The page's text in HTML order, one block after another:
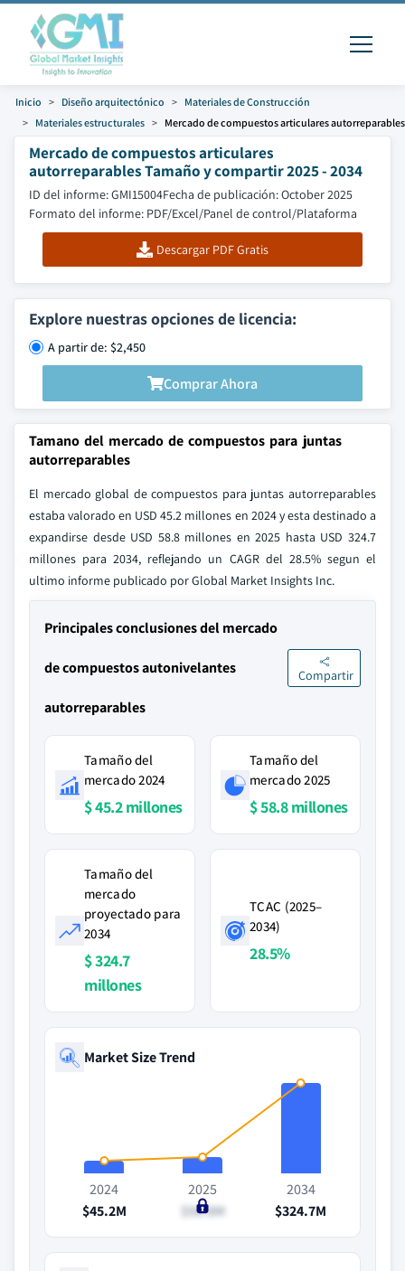
Inicio Diseño arquitectónico
Materiales de Construcción
Materiales estructurales
Mercado de compuestos articulares autorreparables
Mercado de compuestos articulares
autorreparables Tamaño y compartir 2025 - 2034
ID del informe: GMI15004Fecha de publicación: October 2025
Formato del informe: PDF/Excel/Panel de control/Plataforma
Descargar PDF Gratis
Explore nuestras opciones de licencia:
A partir de: $2,450
Comprar Ahora
Tamano del mercado de compuestos para juntas
autorreparables
El mercado global de compuestos para juntas autorreparables
estaba valorado en USD 45.2 millones en 2024 y esta destinado a
expandirse desde USD 58.8 millones en 2025 hasta USD 324.7
millones para 2034, reflejando un CAGR del 28.5% segun el
ultimo informe publicado por Global Market Insights Inc.
Principales conclusiones del mercado
de compuestos autonivelantes
autorreparables
Compartir
Tamaño del
mercado 2024
$ 45.2 millones
Tamaño del
mercado 2025
$ 58.8 millones
Tamaño del
mercado
proyectado para
2034
$ 324.7
millones
TCAC (2025–
2034)
28.5%
Market Size Trend
2024
$45.2M
2025
$58.8M
2034
$324.7M